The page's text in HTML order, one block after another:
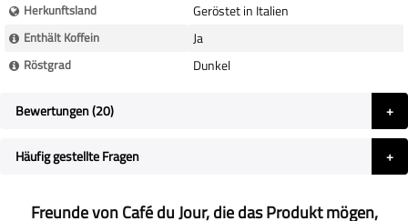
Herkunftsland Geröstet in Italien
Enthält Koffein Ja
Röstgrad Dunkel
Bewertungen 20
Häufig gestellte Fragen
Freunde von Café du Jour, die das Produkt mögen,